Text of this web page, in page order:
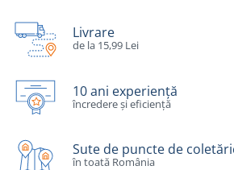
Livrare
de la 15,99 Lei
10 ani experiență
încredere și eficiență
Sute de puncte de
în toată România